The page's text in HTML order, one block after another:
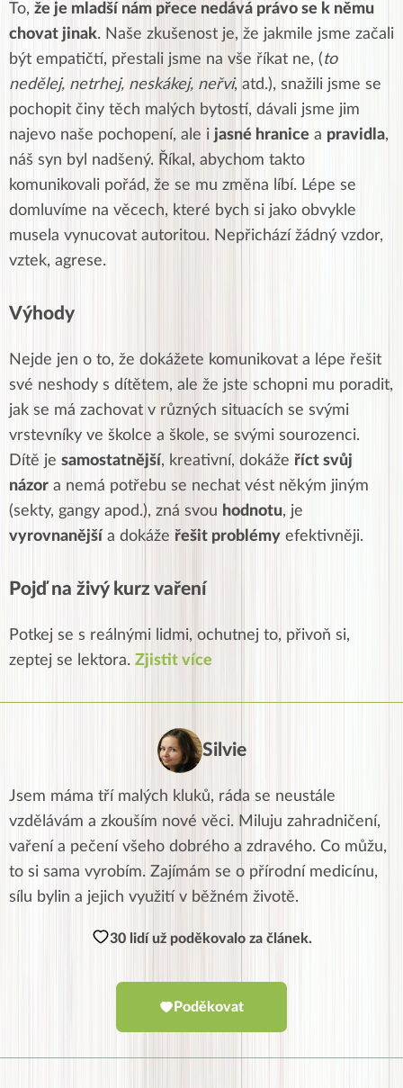
To, že je mladší nám přece nedává právo se k němu
chovat jinak. Naše zkušenost je, že jakmile jsme začali
být empatičtí, přestali jsme na vše říkat ne, (to
nedělej, netrhej, neskákej, neřvi, atd.), snažili jsme se
pochopit činy těch malých bytostí, dávali jsme jim
najevo naše pochopení, ale i jasné hranice a pravidla,
náš syn byl nadšený. Říkal, abychom takto
komunikovali pořád, že se mu změna líbí. Lépe se
domluvíme na věcech, které bych si jako obvykle
musela vynucovat autoritou. Nepřichází žádný vzdor,
vztek, agrese.
Výhody
Nejde jen o to, že dokážete komunikovat a lépe řešit
své neshody s dítětem, ale že jste schopni mu poradit,
jak se má zachovat v různých situacích se svými
vrstevníky ve školce a škole, se svými sourozenci.
Dítě je samostatnější, kreativní, dokáže říct svůj
názor a nemá potřebu se nechat vést někým jiným
(sekty, gangy apod.), zná svou hodnotu, je
vyrovnanější a dokáže řešit problémy efektivněji.
Pojď na živý kurz vaření
Potkej se s reálnými lidmi, ochutnej to, přivoň si,
zeptej se lektora. Zjistit více
Silvie
Jsem máma tří malých kluků, ráda se neustále
vzdělávám a zkouším nové věci. Miluju zahradničení,
vaření a pečení všeho dobrého a zdravého. Co můžu,
to si sama vyrobím. Zajímám se o přírodní medicínu,
sílu bylin a jejich využití v běžném životě.
30 lidí už poděkovalo za článek.
Poděkovat